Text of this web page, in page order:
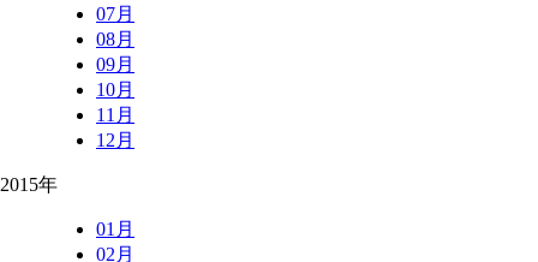
07月
08月
09月
10月
11月
12月
2015年
01月
02月